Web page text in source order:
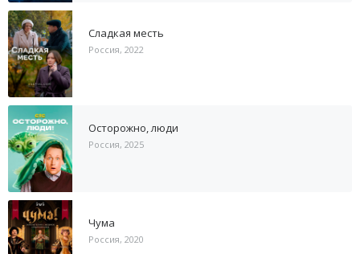
Сладкая месть
Россия, 2022
Осторожно, люди
Россия, 2025
Чума
Россия, 2020